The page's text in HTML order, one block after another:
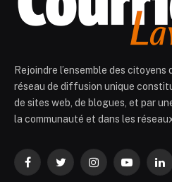
Rejoindre l’ensemble des citoyens
réseau de diffusion unique
de sites web, de blogues, et par
la communauté et dans les
FacebookTwitterInstagramYouTube